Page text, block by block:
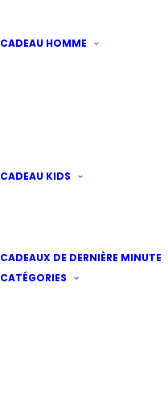
CADEAU HOMME
CADEAU KIDS
CADEAUX DE DERNIÈRE MINUTE
CATÉGORIES